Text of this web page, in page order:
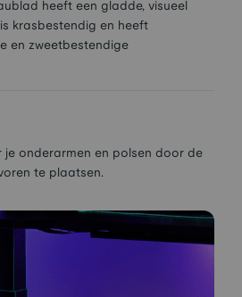
heeft een gladde, visueel
krasbestendig en heeft
en zweetbestendige
je onderarmen en polsen door de
te plaatsen.